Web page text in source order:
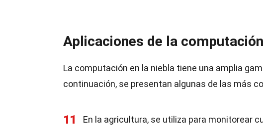
Aplicaciones de la
La computación en la niebla tiene una amplia
continuación, se presentan algunas de las más
11 En la agricultura, se utiliza para monitorear